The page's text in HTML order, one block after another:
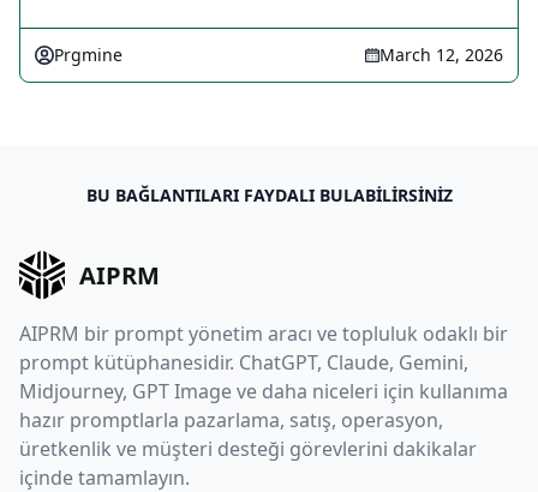
Prgmine March 12, 2026
BU BAĞLANTILARI FAYDALI BULABILIRSINIZ
AIPRM
AIPRM bir prompt yönetim aracı ve topluluk odaklı bir
prompt kütüphanesidir. ChatGPT, Claude, Gemini,
Midjourney, GPT Image ve daha niceleri için kullanıma
hazır promptlarla pazarlama, satış, operasyon,
üretkenlik ve müşteri desteği görevlerini dakikalar
içinde tamamlayın.